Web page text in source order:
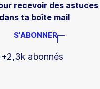
recevoir des astuces
ta boîte mail
S'ABONNER
+2,3k abonnés